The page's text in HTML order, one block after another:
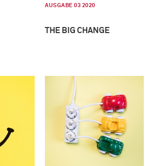
AUSGABE 03 2020
THE BIG CHANGE